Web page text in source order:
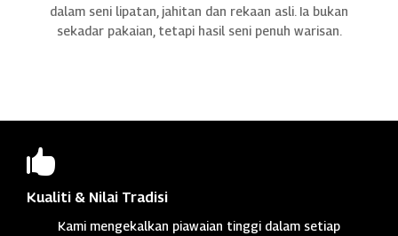
dalam seni lipatan, jahitan dan rekaan asli. Ia bukan
sekadar pakaian, tetapi hasil seni penuh warisan.

Kualiti & Nilai Tradisi
Kami mengekalkan piawaian tinggi dalam setiap